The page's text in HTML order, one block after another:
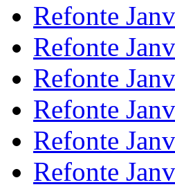
Refonte
Refonte
Refonte
Refonte
Refonte
Refonte